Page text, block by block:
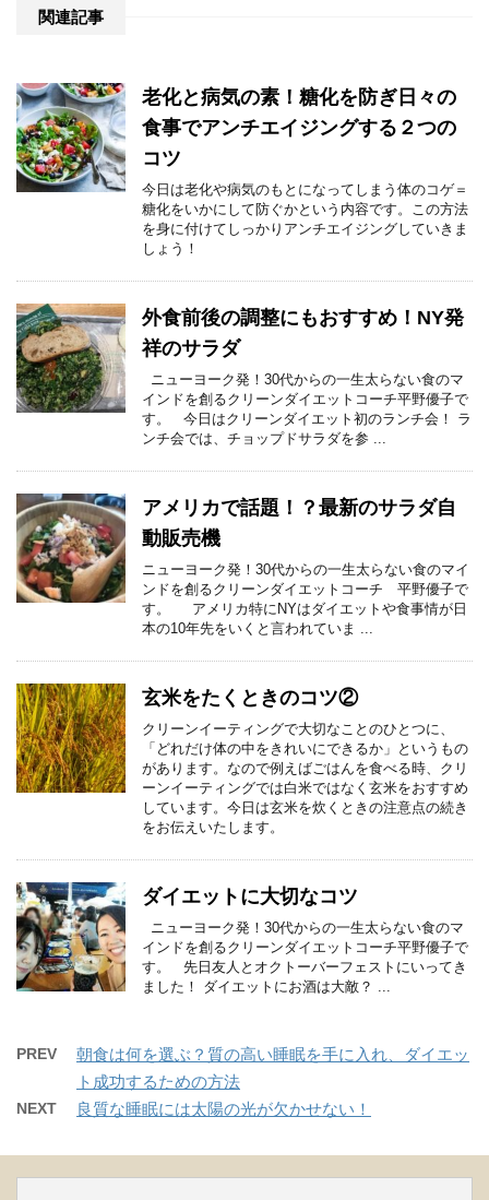
関連記事
老化と病気の素！糖化を防ぎ日々の
食事でアンチエイジングする２つの
コツ
今日は老化や病気のもとになってしまう体のコゲ＝
糖化をいかにして防ぐかという内容です。この方法
を身に付けてしっかりアンチエイジングしていきま
しょう！
外食前後の調整にもおすすめ！NY発
祥のサラダ
ニューヨーク発！30代からの一生太らない食のマ
インドを創るクリーンダイエットコーチ平野優子で
す。 今日はクリーンダイエット初のランチ会！ ラ
ンチ会では、チョップドサラダを参 ...
アメリカで話題！？最新のサラダ自
動販売機
ニューヨーク発！30代からの一生太らない食のマイ
ンドを創るクリーンダイエットコーチ 平野優子で
す。 アメリカ特にNYはダイエットや食事情が日
本の10年先をいくと言われていま ...
玄米をたくときのコツ②
クリーンイーティングで大切なことのひとつに、
「どれだけ体の中をきれいにできるか」というもの
があります。なので例えばごはんを食べる時、クリ
ーンイーティングでは白米ではなく玄米をおすすめ
しています。今日は玄米を炊くときの注意点の続き
をお伝えいたします。
ダイエットに大切なコツ
ニューヨーク発！30代からの一生太らない食のマ
インドを創るクリーンダイエットコーチ平野優子で
す。 先日友人とオクトーバーフェストにいってき
ました！ ダイエットにお酒は大敵？ ...
PREV
朝食は何を選ぶ？質の高い睡眠を手に入れ、ダイエッ
ト成功するための方法
NEXT 良質な睡眠には太陽の光が欠かせない！